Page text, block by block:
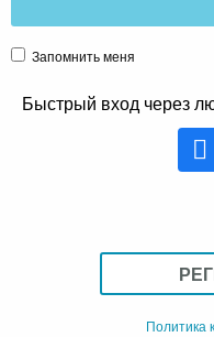
Запомнить меня
Быстрый вход через
Политика